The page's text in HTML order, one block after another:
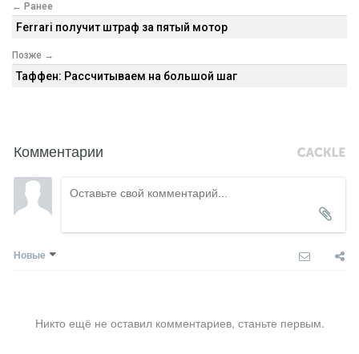
← Ранее
Ferrari получит штраф за пятый мотор
Позже →
Таффен: Рассчитываем на большой шаг
Комментарии
Новые
Никто ещё не оставил комментариев, станьте первым.